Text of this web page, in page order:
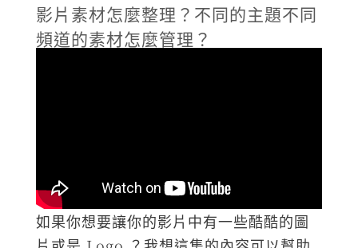
影片素材怎麼整理？不同的主題不同
頻道的素材怎麼管理？
如果你想要讓你的影片中有一些酷酷的圖